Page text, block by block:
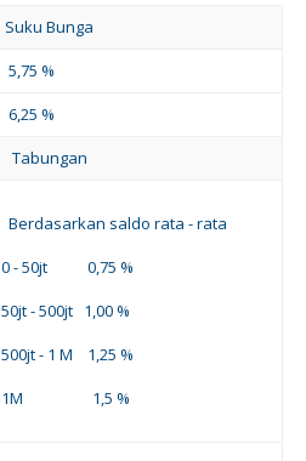
Suku Bunga
5,75 %
6,25 %
Tabungan
Berdasarkan saldo rata - rata
0 - 50jt 0,75 %
50jt - 500jt 1,00 %
500jt - 1 M 1,25 %
1M 1,5 %